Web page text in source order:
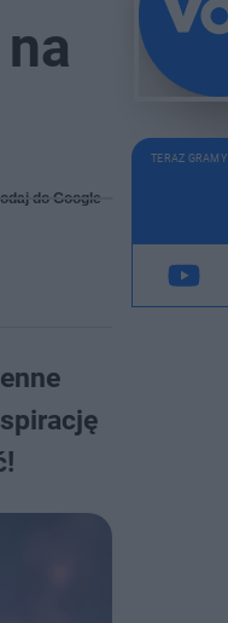
do Google
TERAZ GRAMY